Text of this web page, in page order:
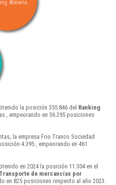
Almería
la posición 355.846 del Ranking
, empeorando en 36.295 posiciones
la empresa Frio Tranco Sociedad
4.395 , empeorando en 461
en 2024 la posición 11.304 en el
de mercancías por
en 825 posiciones respecto al año 2023.